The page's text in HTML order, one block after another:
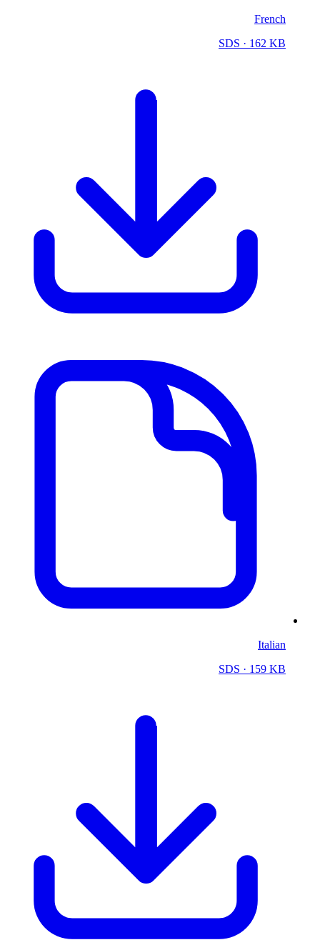
French
SDS · 162 KB
Italian
SDS · 159 KB